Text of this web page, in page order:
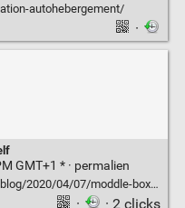
autohebergement/
·
GMT+1 * · permalien
box-une-autre-relation-a-la-formation/
· · 2 clicks